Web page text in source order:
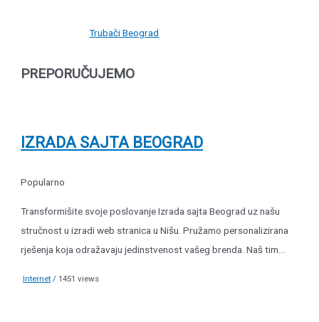
Trubači Beograd
PREPORUČUJEMO
IZRADA SAJTA BEOGRAD
Popularno
Transformišite svoje poslovanje Izrada sajta Beograd uz našu
stručnost u izradi web stranica u Nišu. Pružamo personalizirana
rješenja koja odražavaju jedinstvenost vašeg brenda. Naš tim...
Internet / 1451 views